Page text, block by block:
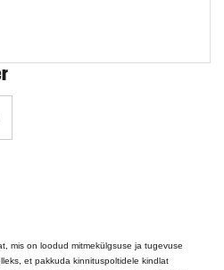
mis on loodud mitmekülgsuse ja tugevuse
et pakkuda kinnituspoltidele kindlat